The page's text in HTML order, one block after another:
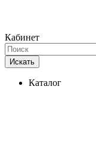
Кабинет
Искать
Каталог